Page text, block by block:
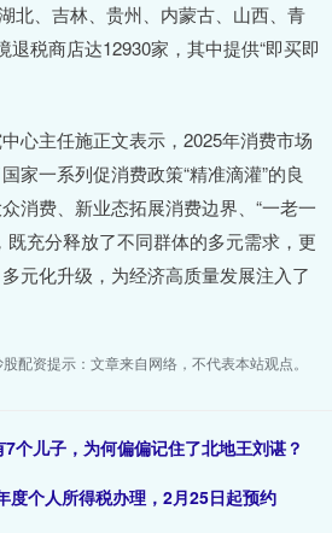
北、吉林、贵州、内蒙古、山西、青
税商店达12930家，其中提供“即买即
心主任施正文表示，2025年消费市场
家一系列促消费政策“精准滴灌”的良
消费、新业态拓展消费边界、“一老一
既充分释放了不同群体的多元需求，更
元化升级，为经济高质量发展注入了
配资提示：文章来自网络，不代表本站观点。
个儿子，为何偏偏记住了北地王刘谌？
度个人所得税办理，2月25日起预约